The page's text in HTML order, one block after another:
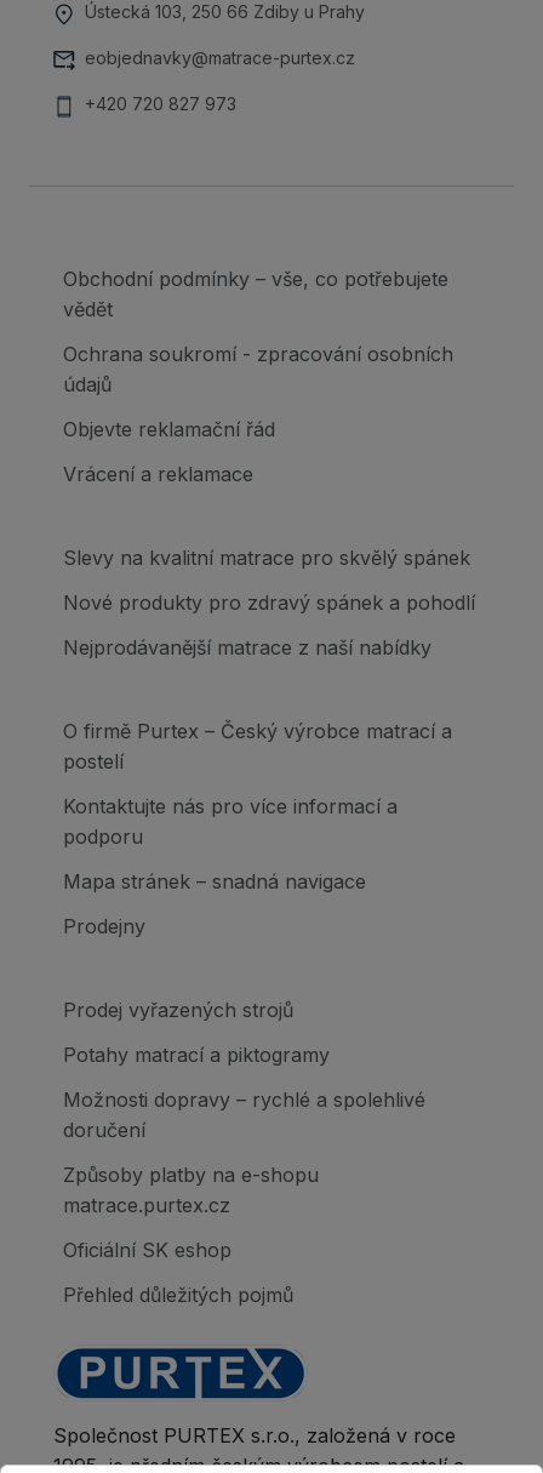
Ústecká 103, 250 66 Zdiby u Prahy
eobjednavky@matrace-purtex.cz
+420 720 827 973
Obchodní podmínky – vše, co potřebujete
vědět
Ochrana soukromí - zpracování osobních
údajů
Objevte reklamační řád
Vrácení a reklamace
Slevy na kvalitní matrace pro skvělý spánek
Nové produkty pro zdravý spánek a pohodlí
Nejprodávanější matrace z naší nabídky
O firmě Purtex – Český výrobce matrací a
postelí
Kontaktujte nás pro více informací a
podporu
Mapa stránek – snadná navigace
Prodejny
Prodej vyřazených strojů
Potahy matrací a piktogramy
Možnosti dopravy – rychlé a spolehlivé
doručení
Způsoby platby na e-shopu
matrace.purtex.cz
Oficiální SK eshop
Přehled důležitých pojmů
Společnost PURTEX s.r.o., založená v roce
1995, je předním českým výrobcem postelí a